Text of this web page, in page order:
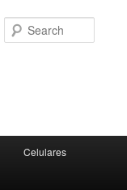
Celulares